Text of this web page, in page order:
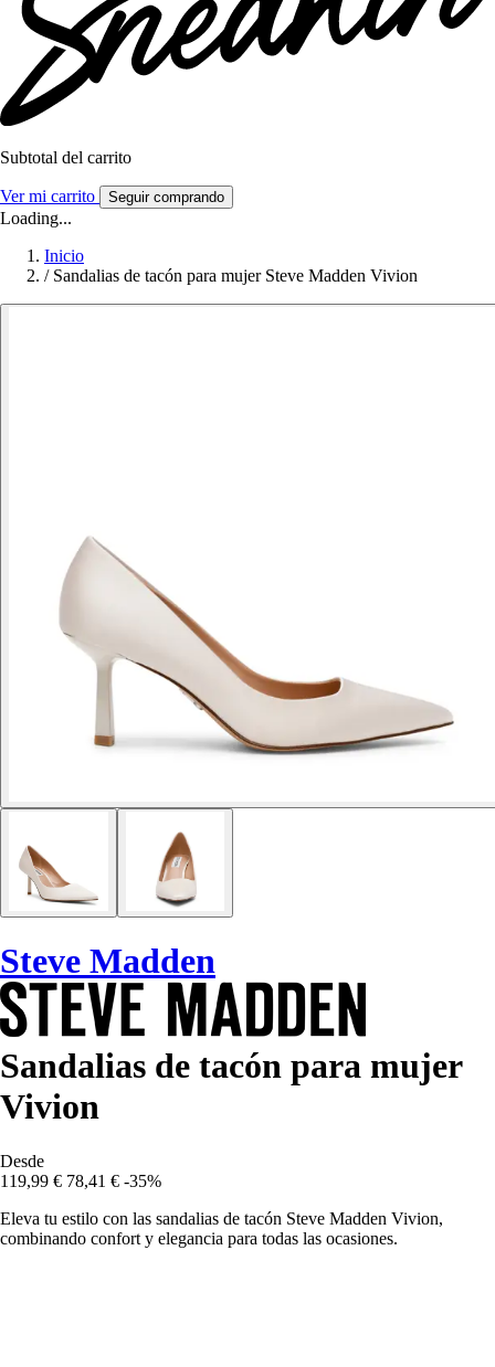
Subtotal del carrito
Ver mi carrito Seguir comprando
Loading...
Inicio
/ Sandalias de tacón para mujer Steve Madden Vivion
Steve Madden
Sandalias de tacón para mujer
Vivion
Desde
119,99 € 78,41 € -35%
Eleva tu estilo con las sandalias de tacón Steve Madden Vivion,
combinando confort y elegancia para todas las ocasiones.